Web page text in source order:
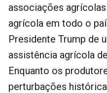
associações
agrícola em todo o
Presidente Trump de
assistência agrícola
Enquanto os
perturbações